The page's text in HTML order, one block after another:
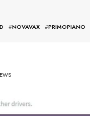
#NOVAVAX #PRIMOPIANO